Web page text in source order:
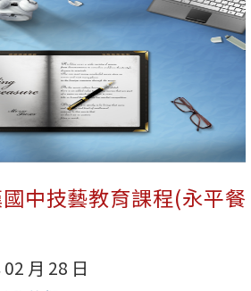
中技藝教育課程(永平餐
月 28 日